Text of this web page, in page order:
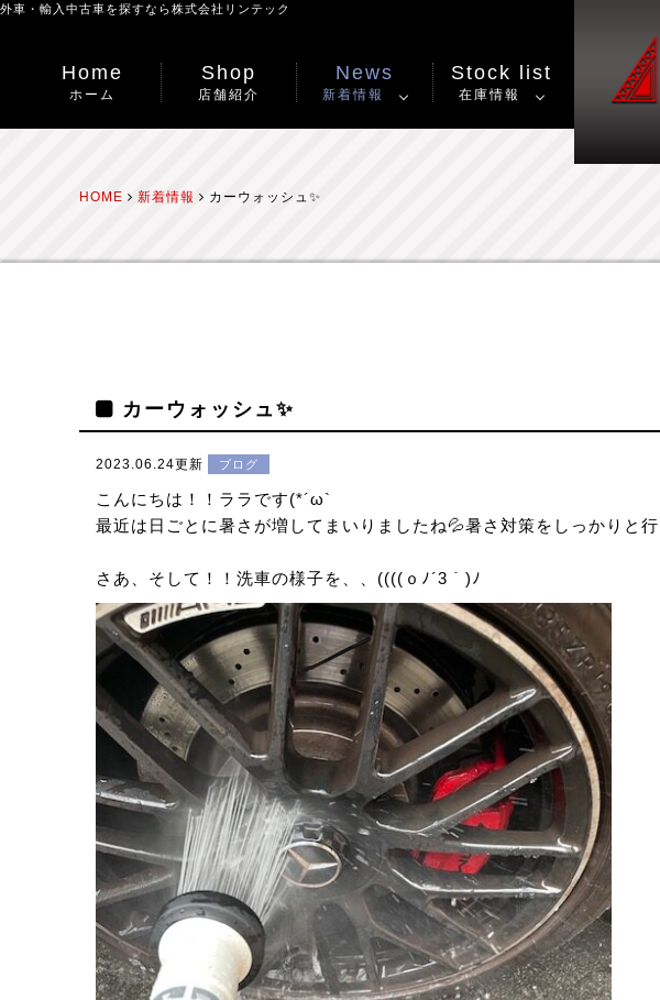
外車・輸入中古車を探すなら株式会社リンテック
Home
ホーム
Shop
店舗紹介
News
新着情報
Stock list
在庫情報
HOME 新着情報 カーウォッシュ✨
カーウォッシュ✨
2023.06.24更新 ブログ
こんにちは！！ララです(*´ω`
最近は日ごとに暑さが増してまいりましたね💦暑さ対策をしっかりと
さあ、そして！！洗車の様子を、、((((ｏﾉ´3｀)ﾉ